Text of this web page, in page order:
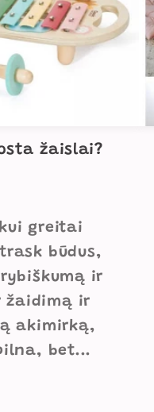
žaislai?
greitai
būdus,
ir
žaidimą ir
akimirką,
bet...